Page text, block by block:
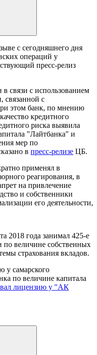
с сегодняшнего дня
операций у
пресс-релиз
связи с использованием
связанной с
этом банк, по мнению
кредитного
риска выявила
"Лайтбанка" и
мер по
в пресс-релизе ЦБ.
применял в
реагирования, в
на привлечение
и собственники
его деятельности,
2018 года занимал 425-е
по величине собственных
страхования вкладов.
у самарского
по величине капитала
лицензию у "АК